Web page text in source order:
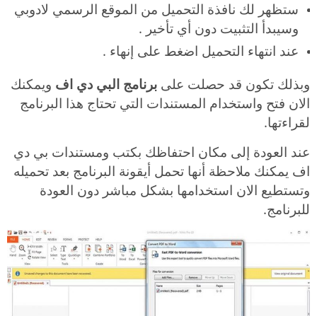
ستظهر لك نافذة التحميل من الموقع الرسمي لادوبي
وسيبدأ التثبيت دون أي تأخير .
عند انتهاء التحميل اضغط على إنهاء .
وبذلك تكون قد حصلت على برنامج البي دي اف ويمكنك
الان فتح واستخدام المستندات التي تحتاج هذا البرنامج
لقراءتها.
عند العودة إلى مكان احتفاظك بكتب ومستندات بي دي
اف يمكنك ملاحظة أنها تحمل أيقونة البرنامج بعد تحميله
وتستطيع الان استخدامها بشكل مباشر دون العودة
للبرنامج.